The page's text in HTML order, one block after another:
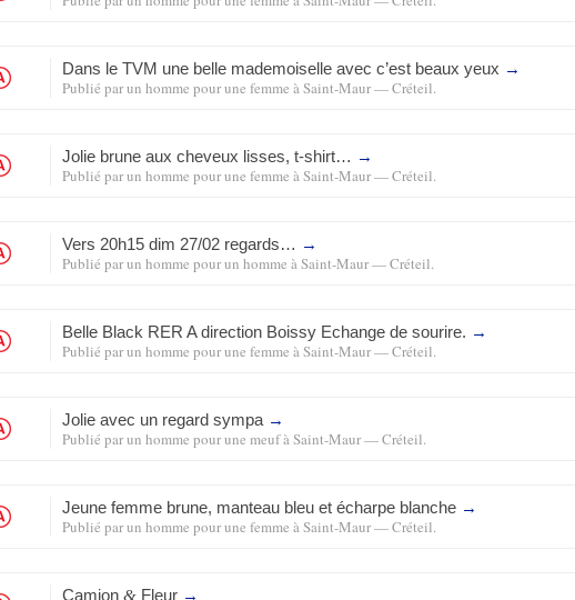
Dans le TVM une belle mademoiselle avec c’est beaux yeux →
Publié parun homme pour une femme àSaint-Maur — Créteil.
Jolie brune aux cheveux lisses, t-shirt… →
Publié parun homme pour une femme àSaint-Maur — Créteil.
Vers 20h15 dim 27/02 regards… →
Publié parun homme pour un homme àSaint-Maur — Créteil.
Belle Black RER A direction Boissy Echange de sourire. →
Publié parun homme pour une femme àSaint-Maur — Créteil.
Jolie avec un regard sympa →
Publié parun homme pour une meufàSaint-Maur — Créteil.
Jeune femme brune, manteau bleu et écharpe blanche →
Publié parun homme pour une femme àSaint-Maur — Créteil.
Camion & Fleur →